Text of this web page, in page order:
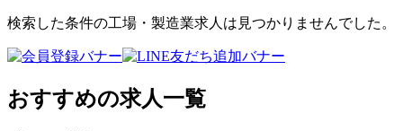
検索した条件の工場・製造業求人は見つかりませんでした。
おすすめの求人一覧